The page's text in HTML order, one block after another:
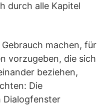
durch alle Kapitel
machen, für
vorzugeben, die sich
beziehen,
Die
Dialogfenster